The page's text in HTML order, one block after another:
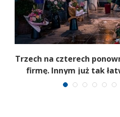
Trzech na czterech
firmę. Innym już tak